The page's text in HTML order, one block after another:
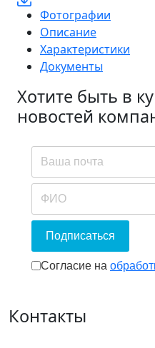
Фотографии
Описание
Характеристики
Документы
Хотите быть в
новостей
Подписаться
Согласие на
Согласие на
Контакты